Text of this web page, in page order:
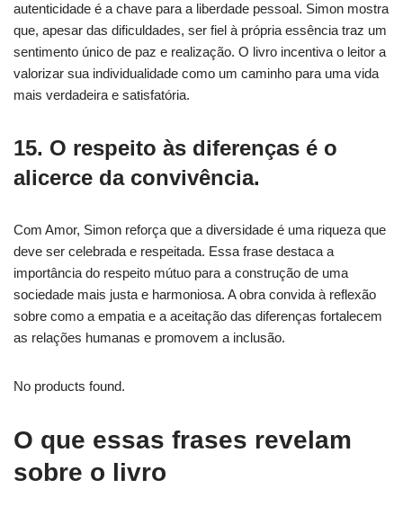
autenticidade é a chave para a liberdade pessoal. Simon mostra
que, apesar das dificuldades, ser fiel à própria essência traz um
sentimento único de paz e realização. O livro incentiva o leitor a
valorizar sua individualidade como um caminho para uma vida
mais verdadeira e satisfatória.
15. O respeito às diferenças é o
alicerce da convivência.
Com Amor, Simon reforça que a diversidade é uma riqueza que
deve ser celebrada e respeitada. Essa frase destaca a
importância do respeito mútuo para a construção de uma
sociedade mais justa e harmoniosa. A obra convida à reflexão
sobre como a empatia e a aceitação das diferenças fortalecem
as relações humanas e promovem a inclusão.
No products found.
O que essas frases revelam
sobre o livro